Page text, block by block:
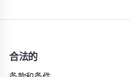
合法的